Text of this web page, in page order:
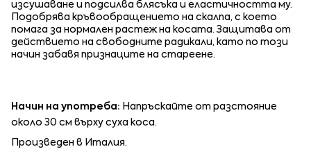
изсушаване и подсилва блясъка и еластичността му.
Подобрява кръвообращението на скалпа, с което
помага за нормален растеж на косата. Защитава от
действието на свободните радикали, като по този
начин забавя признаците на стареене.
Начин на употреба: Напръскайте от разстояние
около 30 см върху суха коса.
Произведен в Италия.